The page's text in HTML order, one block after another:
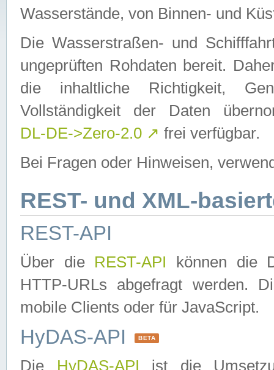
Wasserstände, von Binnen- und
Die Wasserstraßen- und
ungeprüften Rohdaten bereit.
die inhaltliche Richtigkeit,
Vollständigkeit der Daten
DL-DE->Zero-2.0 ↗ frei verfügbar.
Bei Fragen oder Hinweisen,
REST- und XML-
REST-API
Über die REST-API können die
HTTP-URLs abgefragt werden.
mobile Clients oder für JavaScript.
HyDAS-API BETA
Die HyDAS-API ist die